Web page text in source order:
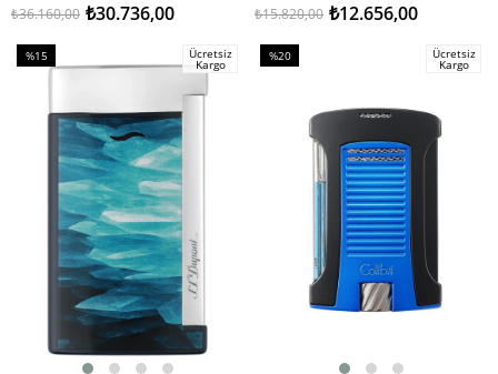
₺30.736,00
₺36.160,00 ₺12.656,00
₺15.820,00
%15
Ücretsiz
Kargo
%20
Ücretsiz
Kargo